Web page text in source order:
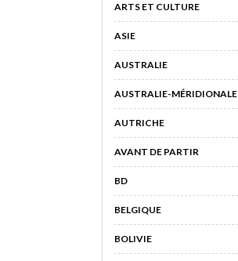
ARTS ET CULTURE
ASIE
AUSTRALIE
AUSTRALIE-MÉRIDIONALE
AUTRICHE
AVANT DE PARTIR
BD
BELGIQUE
BOLIVIE